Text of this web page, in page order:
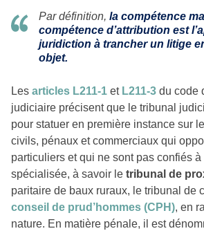
Par définition, la compétence
compétence d’attribution est
juridiction à trancher un litige
objet.
Les articles L211-1 et L211-3 du code
judiciaire précisent que le tribunal
pour statuer en première instance sur
civils, pénaux et commerciaux qui
particuliers et qui ne sont pas confiés
spécialisée, à savoir le tribunal de
paritaire de baux ruraux, le tribunal de
conseil de prud’hommes (CPH), en
nature. En matière pénale, il est